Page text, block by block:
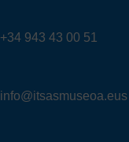
+34 943 43 00 51
info@itsasmuseoa.eus